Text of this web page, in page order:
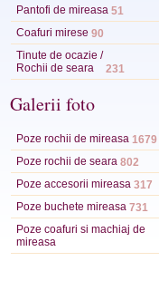
Pantofi de mireasa 51
Coafuri mirese 90
Tinute de ocazie /
Rochii de seara
231
Galerii foto
Poze rochii de mireasa 1679
Poze rochii de seara 802
Poze accesorii mireasa 317
Poze buchete mireasa 731
Poze coafuri si machiaj de
mireasa